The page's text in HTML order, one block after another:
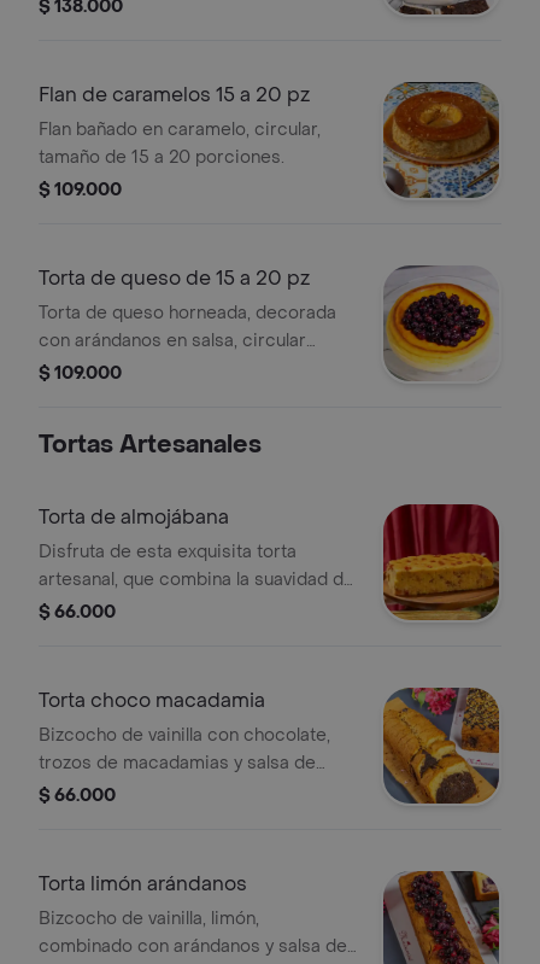
$ 138.000
Flan de caramelos 15 a 20 pz
Flan bañado en caramelo, circular,
tamaño de 15 a 20 porciones.
$ 109.000
Torta de queso de 15 a 20 pz
Torta de queso horneada, decorada
con arándanos en salsa, circular
tamaño de 15 a 20 porciones.
$ 109.000
Tortas Artesanales
Torta de almojábana
Disfruta de esta exquisita torta
artesanal, que combina la suavidad de
los trozos de almojábana con la
reinventado que deleitará tu paladar y
segundos y disfruta. para 12-16
porciones
$ 66.000
Torta choco macadamia
Bizcocho de vainilla con chocolate,
trozos de macadamias y salsa de
chocolate, tamaño largo de 12 a 15
$ 66.000
Torta limón arándanos
Bizcocho de vainilla, limón,
combinado con arándanos y salsa de